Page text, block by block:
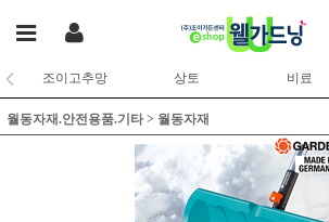
조이고추망 상토 비료
월동자재.안전용품.기타> 월동자재